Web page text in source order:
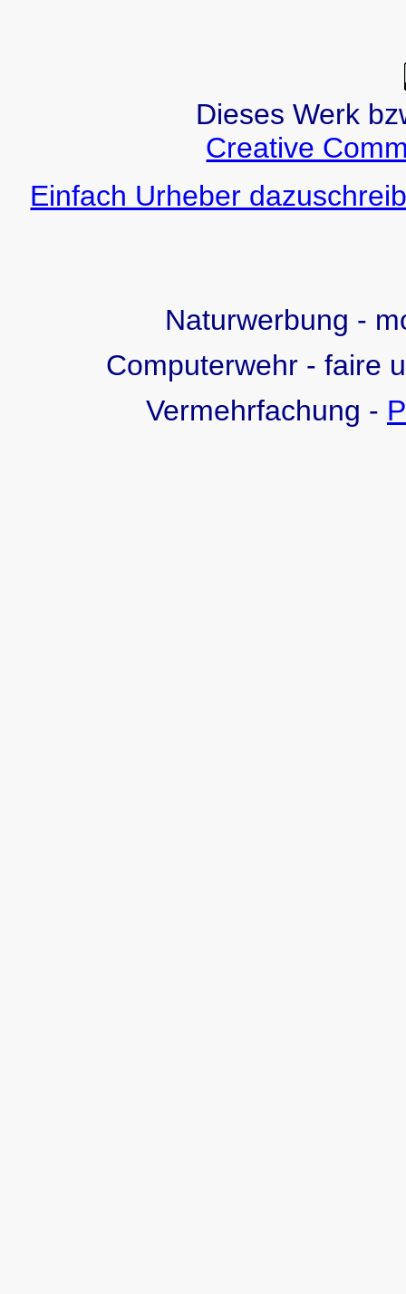
Dieses Werk
Creative
Einfach Urheber
Naturwerbung -
Computerwehr - faire
Vermehrfachung -